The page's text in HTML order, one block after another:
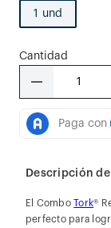
1 und
Cantidad
－
Descripción
El ComboTork®
perfecto para